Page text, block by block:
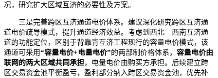
况，研究扩大区域互济的必要性及方案。
三是完善跨区互济通道电价体系。建议深化研究跨区互济通
道电价疏导模式，提升通道经济效益。考虑到西北—西南互济通
道的功能定位，区别于背靠背互济工程现行的容量电价模式，该
通道可采用“容量电价+电量电价”的两部制价格体系， 容量电价由
联网的两大区域共同承担，电量电价由购买方承担。后续建立跨
区交易资金池平衡盈亏，盈利部分纳入跨区交易资金池，优先补